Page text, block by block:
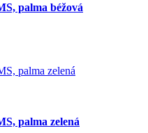
palma béžová
palma zelená